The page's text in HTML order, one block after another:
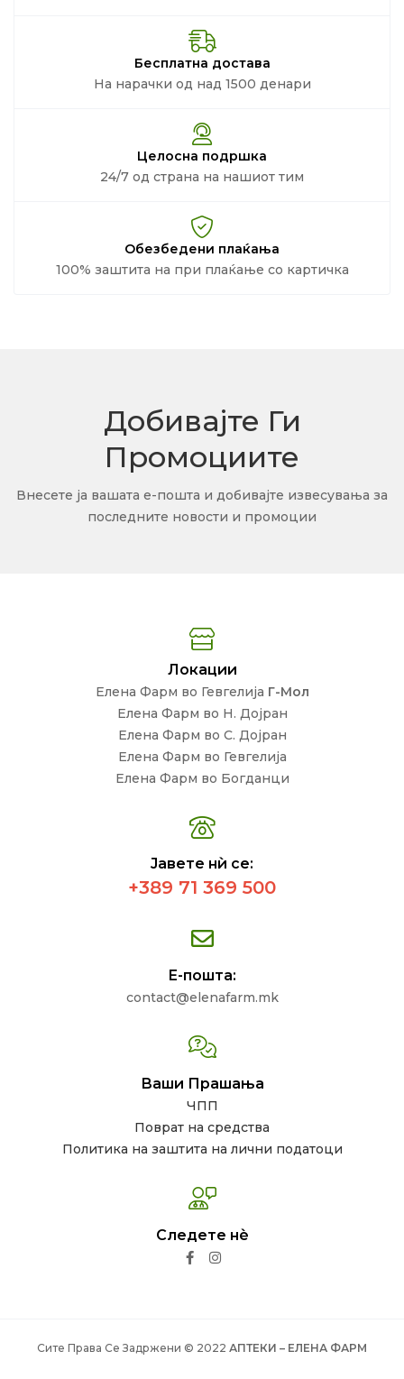
Бесплатна достава
На нарачки од над 1500 денари
Целосна подршка
24/7 од страна на нашиот тим
Обезбедени плаќања
100% заштита на при плаќање со картичка
Добивајте Ги
Промоциите
Внесете ја вашата е-пошта и добивајте извесувања за
последните новости и промоции
Локации
Елена Фарм во Гевгелија Г-Мол
Елена Фарм во Н. Дојран
Елена Фарм во С. Дојран
Елена Фарм во Гевгелија
Елена Фарм во Богданци
Јавете нѝ се:
+389 71 369 500
Е-пошта:
contact@elenafarm.mk
Ваши Прашања
ЧПП
Поврат на средства
Политика на заштита на лични податоци
Следете нѐ
Сите Права Се Задржени © 2022 АПТЕКИ – ЕЛЕНА ФАРМ